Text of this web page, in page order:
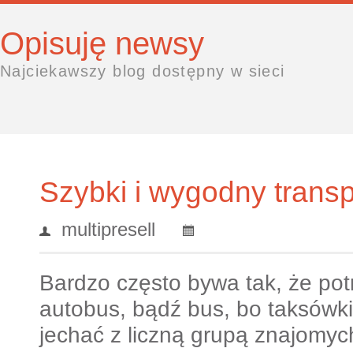
Opisuję newsy
Najciekawszy blog dostępny w sieci
Szybki i wygodny
multipresell
Bardzo często bywa tak, że
autobus, bądź bus, bo
jechać z liczną grupą